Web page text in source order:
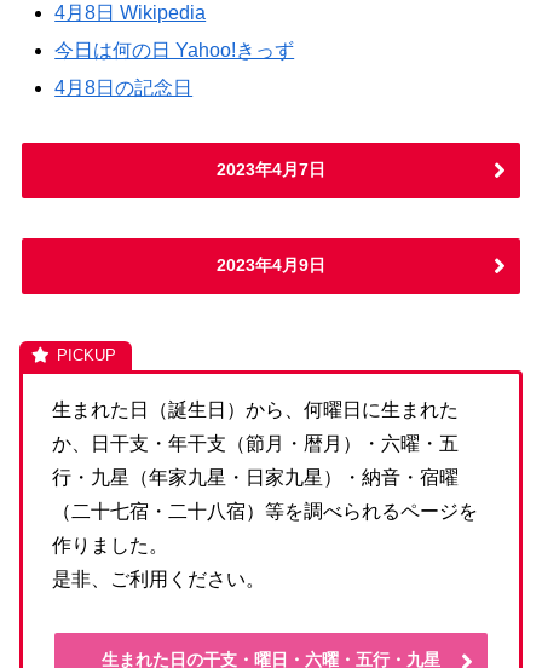
4月8日 Wikipedia
今日は何の日 Yahoo!きっず
4月8日の記念日
2023年4月7日
2023年4月9日
生まれた日（誕生日）から、何曜日に生まれた
か、日干支・年干支（節月・暦月）・六曜・五
行・九星（年家九星・日家九星）・納音・宿曜
（二十七宿・二十八宿）等を調べられるページを
作りました。
是非、ご利用ください。
生まれた日の干支・曜日・六曜・五行・九星